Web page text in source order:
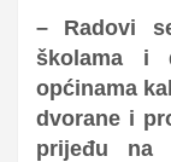
– Radovi
školama i
općinama
dvorane i
prijeđu na